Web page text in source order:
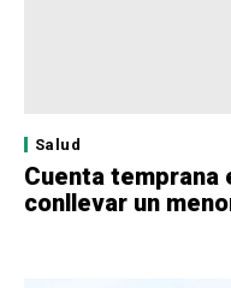
Salud
Cuenta temprana
conllevar un